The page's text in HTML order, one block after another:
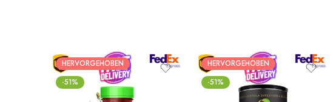
HERVORGEHOBEN
-51%
HERVORGEHOBEN
-51%